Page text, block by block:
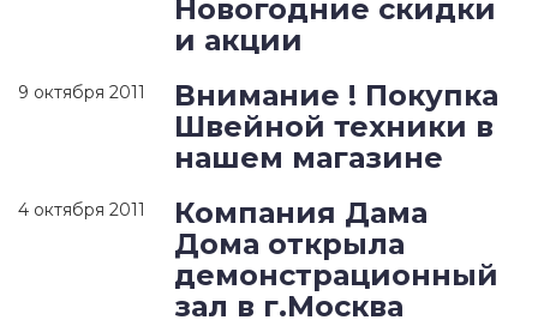
Новогодние скидки
и акции
9 октября 2011
Внимание ! Покупка
Швейной техники в
нашем магазине
4 октября 2011
Компания Дама
Дома открыла
демонстрационный
зал в г.Москва